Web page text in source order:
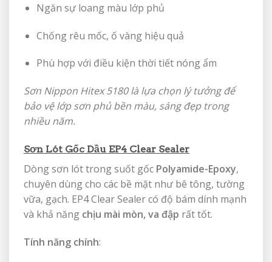
Ngăn sự loang màu lớp phủ
Chống rêu mốc, ố vàng hiệu quả
Phù hợp với điều kiện thời tiết nóng ẩm
Sơn Nippon Hitex 5180 là lựa chọn lý tưởng để
bảo vệ lớp sơn phủ bền màu, sáng đẹp trong
nhiều năm.
Sơn Lót Gốc Dầu EP4 Clear Sealer
Dòng sơn lót trong suốt gốc Polyamide-Epoxy,
chuyên dùng cho các bề mặt như bê tông, tường
vữa, gạch. EP4 Clear Sealer có độ bám dính mạnh
và khả năng chịu mài mòn, va đập rất tốt.
Tính năng chính: